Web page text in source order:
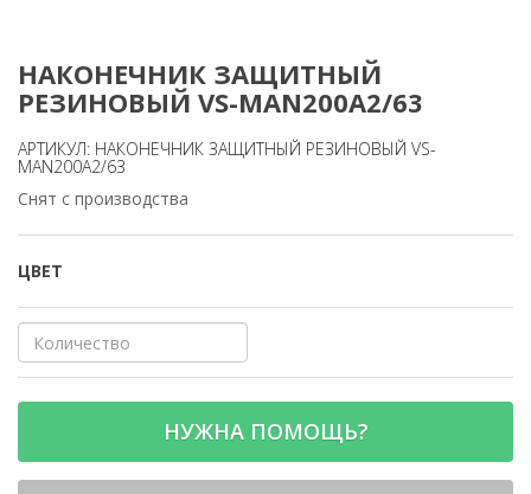
НАКОНЕЧНИК ЗАЩИТНЫЙ
РЕЗИНОВЫЙ VS-MAN200A2/63
АРТИКУЛ: НАКОНЕЧНИК ЗАЩИТНЫЙ РЕЗИНОВЫЙ VS-
MAN200A2/63
Снят с производства
ЦВЕТ
НУЖНА ПОМОЩЬ?